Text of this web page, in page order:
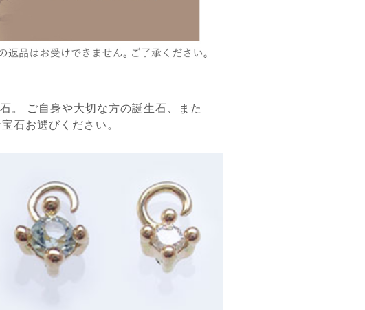
。 ご自身や大切な方の誕生石、また
石お選びください。